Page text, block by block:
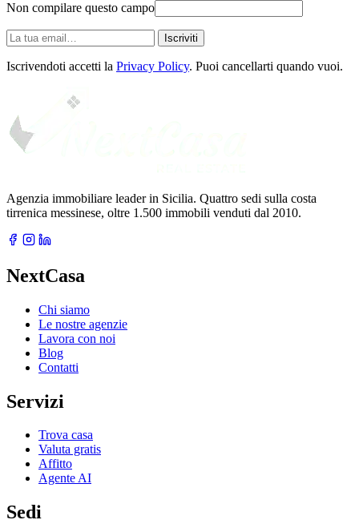
Non compilare questo campo
La
tua
email
Iscriviti
Iscrivendoti accetti la Privacy Policy. Puoi cancellarti quando vuoi.
Agenzia immobiliare leader in Sicilia. Quattro sedi sulla costa
tirrenica messinese, oltre 1.500 immobili venduti dal 2010.
NextCasa
Chi siamo
Le nostre agenzie
Lavora con noi
Blog
Contatti
Servizi
Trova casa
Valuta gratis
Affitto
Agente AI
Sedi